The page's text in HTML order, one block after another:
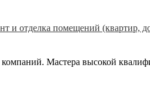
Мастера высокой